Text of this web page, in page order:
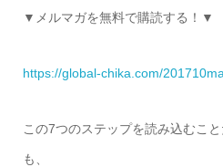
▼メルマガを無料で購読する！▼
https://global-chika.com/
この7つのステップを読み込むこ
も、